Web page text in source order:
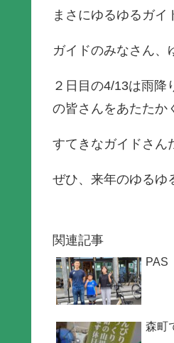
まさにゆるゆるガイ
ガイドのみなさん、
２日目の4/13は雨降
の皆さんをあたたか
すてきなガイドさん
ぜひ、来年のゆるゆ
関連記事
PAS
森町